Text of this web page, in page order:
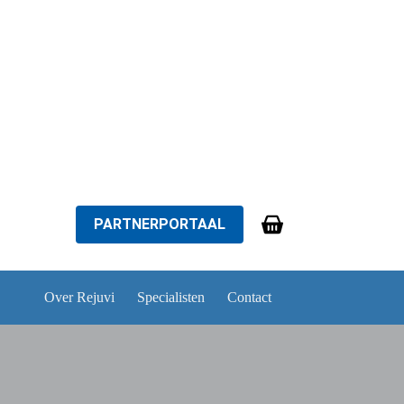
PARTNERPORTAAL Winkelwagen
Over Rejuvi Specialisten Contact